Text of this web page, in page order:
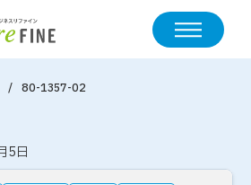
80-1357-02
5日